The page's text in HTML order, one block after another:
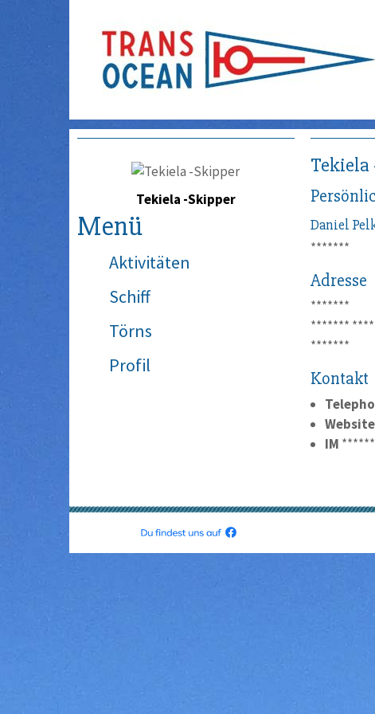
Tekiela -Skipper
Menü
Aktivitäten
Schiff
Törns
Profil
Tekiela
Daniel
*******
Adresse
*******
*******
*******
Kontakt
Website
IM